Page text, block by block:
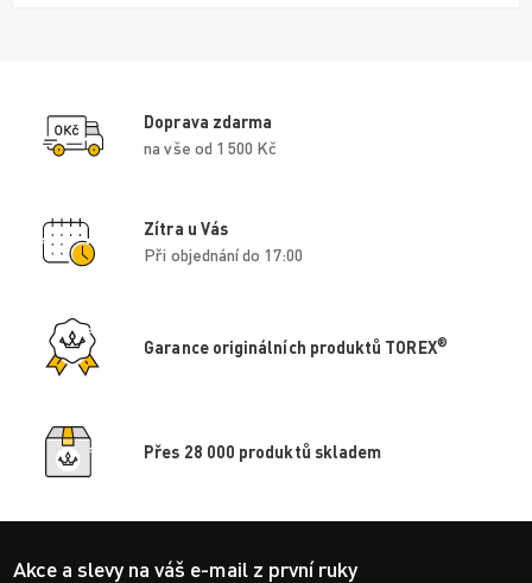
Doprava zdarma
na vše od 1 500 Kč
Zítra u Vás
Při objednání do 17:00
Garance originálních produktů TOREX®
Přes 28 000 produktů skladem
Akce a slevy na váš e-mail z první ruky